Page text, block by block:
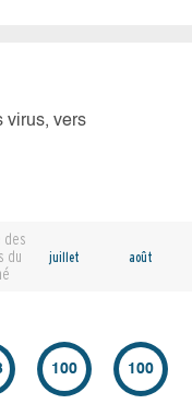
virus, vers
des
du
juillet août
100 100